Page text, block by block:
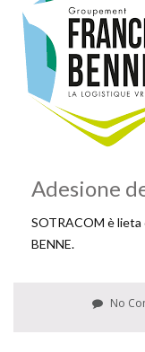
Adesione
SOTRACOM è lieta
BENNE.
No